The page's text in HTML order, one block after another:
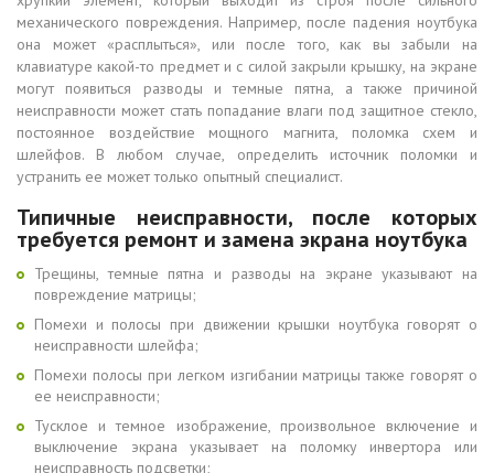
механического повреждения. Например, после падения ноутбука
она может «расплыться», или после того, как вы забыли на
клавиатуре какой-то предмет и с силой закрыли крышку, на экране
могут появиться разводы и темные пятна, а также причиной
неисправности может стать попадание влаги под защитное стекло,
постоянное воздействие мощного магнита, поломка схем и
шлейфов. В любом случае, определить источник поломки и
устранить ее может только опытный специалист.
Типичные неисправности, после которых
требуется ремонт и замена экрана ноутбука
Трещины, темные пятна и разводы на экране указывают на
повреждение матрицы;
Помехи и полосы при движении крышки ноутбука говорят о
неисправности шлейфа;
Помехи полосы при легком изгибании матрицы также говорят о
ее неисправности;
Тусклое и темное изображение, произвольное включение и
выключение экрана указывает на поломку инвертора или
неисправность подсветки;